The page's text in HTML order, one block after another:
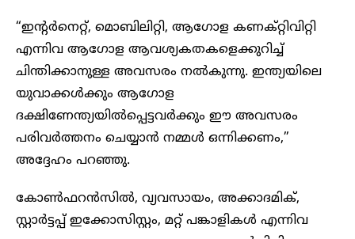
“ഇന്റർനെറ്റ്, മൊബിലിറ്റി, ആഗോള കണക്റ്റിവിറ്റി
എന്നിവ ആഗോള ആവശ്യകതകളെക്കുറിച്ച്
ചിന്തിക്കാനുള്ള അവസരം നൽകുന്നു. ഇന്ത്യയിലെ
യുവാക്കൾക്കും ആഗോള
ദക്ഷിണേന്ത്യയിൽപ്പെട്ടവർക്കും ഈ അവസരം
പരിവർത്തനം ചെയ്യാൻ നമ്മൾ ഒന്നിക്കണം,”
അദ്ദേഹം പറഞ്ഞു.
കോൺഫറൻസിൽ, വ്യവസായം, അക്കാദമിക്,
സ്റ്റാർട്ടപ്പ് ഇക്കോസിസ്റ്റം, മറ്റ് പങ്കാളികൾ എന്നിവ